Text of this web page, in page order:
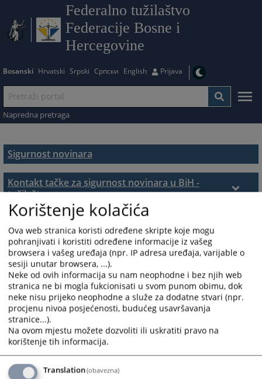
Federalno tužilaštvo
Federacije Bosne i
Hercegovine
Bosanski Hrvatski Srpski Српски English Prijava
Napredna pretraga
Sigurnost novinara
Kontakt tačke za sigurnost novinara u BiH -
tužilaštva
Tužilaštvo Bosne i Hercegovine
Brčko distrikt Bosne i Hercegovine
Kanton Sarajevo
Hercegovačko-neretvanski kanton
Zapadnohercegovački kanton
Zeničko-dobojski kanton
Unsko-sanski kanton
Tuzlanski kanton
Kontakt tačke za sigurnost novinara u BiH -
policijske agencije
Republika Srpska - Ministarsto unutrašnjih
poslova
FBiH/ Federalno ministarstvo unutrašnjih
poslova
Brčko distrikt Bosne i Hercegovine
Kanton Sarajevo
Hercegovačko-neretvanski kanton
Korištenje kolačića
Ova web stranica koristi određene skripte koje mogu
pohranjivati i koristiti određene informacije iz vašeg
browsera i vašeg uređaja (npr. IP adresa uređaja, varijable o
sesiji unutar browsera, ...).
Neke od ovih informacija su nam neophodne i bez njih web
stranica ne bi mogla fukcionisati u svom punom obimu, dok
neke nisu prijeko neophodne a služe za dodatne stvari (npr.
procjenu nivoa posjećenosti, budućeg usavršavanja
stranice...).
Na ovom mjestu možete dozvoliti ili uskratiti pravo na
korištenje tih informacija.
Translation(obavezna)